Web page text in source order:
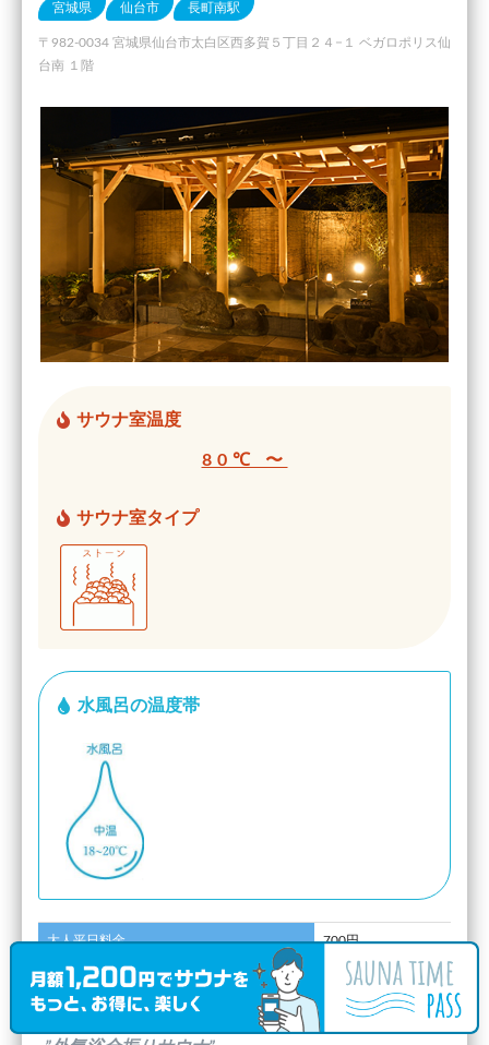
宮城県 仙台市 長町南駅
〒982-0034 宮城県仙台市太白区西多賀５丁目２４−１ ベガロポリス仙
台南 １階
サウナ室温度
80℃ 〜
サウナ室タイプ
水風呂の温度帯
大人平日料金 700円
大人土日祝料金 750円